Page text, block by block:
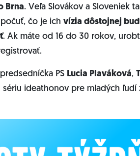
Brna. Veľa Slovákov a Sloveniek
čo je ich vízia dôstojnej
. Ak máte od 16 do 30 rokov,
PS Lucia Plaváková,
sériu ideathonov pre mladých ľudí